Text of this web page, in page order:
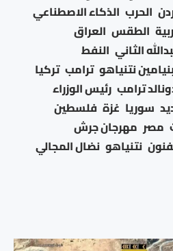
الحرب الذكاء الاصطناعي
الطقس العراق
الثاني النفط
نتنياهو ترامب تركيا
ترامب رئيس الوزراء
سوريا غزة فلسطين
مصر مهرجان جرش
نتنياهو نضال المجالي